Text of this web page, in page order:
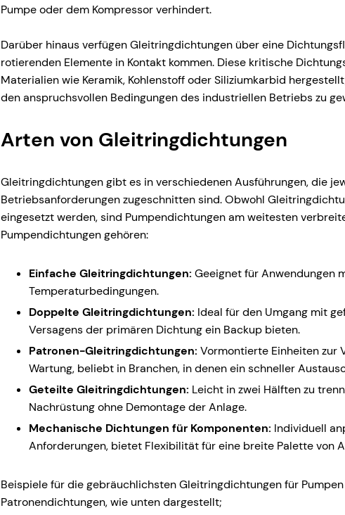
Pumpe oder dem Kompressor verhindert.
Darüber hinaus verfügen Gleitringdichtungen über eine
rotierenden Elemente in Kontakt kommen. Diese kritische
Materialien wie Keramik, Kohlenstoff oder Siliziumkarbid
den anspruchsvollen Bedingungen des industriellen Betriebs zu
Arten von Gleitringdichtungen
Gleitringdichtungen gibt es in verschiedenen Ausführungen, die
Betriebsanforderungen zugeschnitten sind. Obwohl
eingesetzt werden, sind Pumpendichtungen am weitesten
Pumpendichtungen gehören:
Einfache Gleitringdichtungen: Geeignet für Anwendungen
Temperaturbedingungen.
Doppelte Gleitringdichtungen: Ideal für den Umgang mit
Versagens der primären Dichtung ein Backup bieten.
Patronen-Gleitringdichtungen: Vormontierte Einheiten zur
Wartung, beliebt in Branchen, in denen ein schneller
Geteilte Gleitringdichtungen: Leicht in zwei Hälften zu
Nachrüstung ohne Demontage der Anlage.
Mechanische Dichtungen für Komponenten: Individuell
Anforderungen, bietet Flexibilität für eine breite Palette von
Beispiele für die gebräuchlichsten Gleitringdichtungen für
Patronendichtungen, wie unten dargestellt;